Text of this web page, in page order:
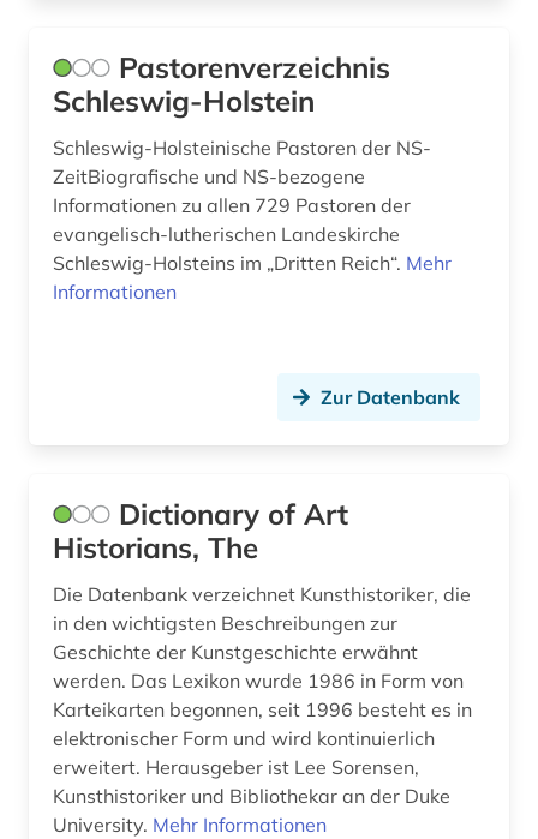
frühe neuzeit (4)
funktionär (1)
färöer (1)
förster (1)
gartengestaltung (1)
gaza [stadt] (1)
gedenken (1)
gedenktag (1)
gefallener (2)
gefangener (1)
Pastorenverzeichnis
Schleswig-Holstein
Schleswig-Holsteinische Pastoren der NS-
ZeitBiografische und NS-bezogene
Informationen zu allen 729 Pastoren der
evangelisch-lutherischen Landeskirche
Schleswig-Holsteins im „Dritten Reich“. Mehr
Informationen
Zur Datenbank
Dictionary of Art
Historians, The
Die Datenbank verzeichnet Kunsthistoriker, die
in den wichtigsten Beschreibungen zur
Geschichte der Kunstgeschichte erwähnt
werden. Das Lexikon wurde 1986 in Form von
Karteikarten begonnen, seit 1996 besteht es in
elektronischer Form und wird kontinuierlich
erweitert. Herausgeber ist Lee Sorensen,
Kunsthistoriker und Bibliothekar an der Duke
University. Mehr Informationen